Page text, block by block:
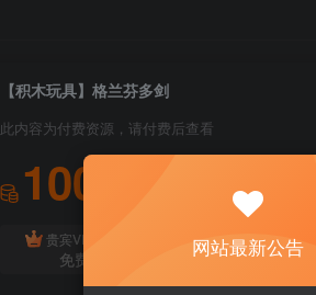
【积木玩具】格兰芬多剑
此内容为付费资源，请付费后查看
100
贵宾VIP会员
免费
体验会员免费
网站最新公告